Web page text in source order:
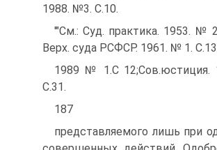
1988. №3. С.10.
'"См.: Суд. практика. 1953. №
Верх. суда РСФСР. 1961. № 1.
1989 № 1.C
С.31.
187
представляемого лишь при